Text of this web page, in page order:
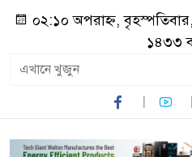
০২:১০ অপরাহ্ন,
১৪৩৩